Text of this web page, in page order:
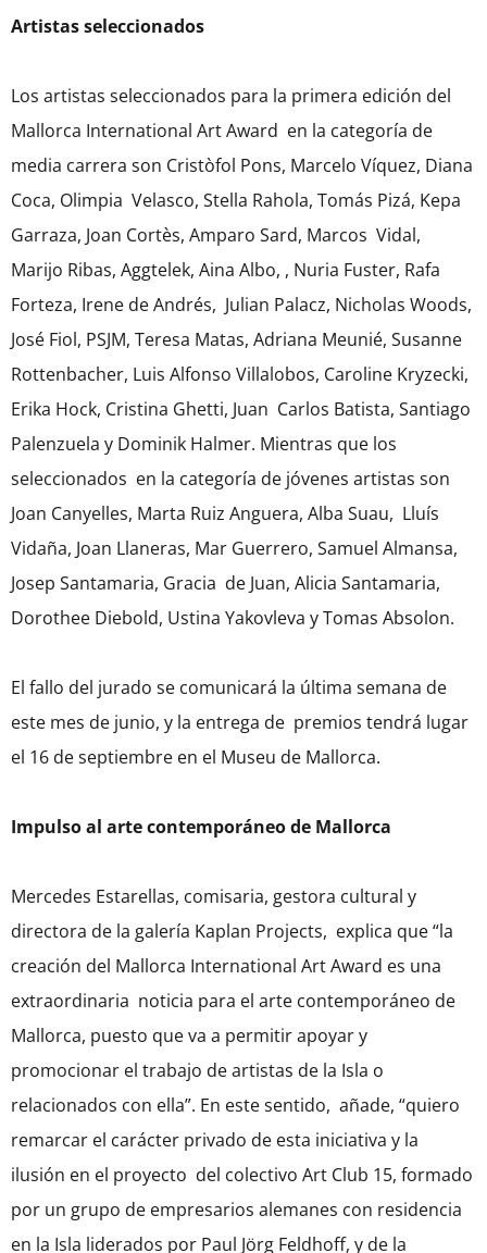
Artistas seleccionados
Los artistas seleccionados para la primera edición del
Mallorca International Art Award en la categoría de
media carrera son Cristòfol Pons, Marcelo Víquez, Diana
Coca, Olimpia Velasco, Stella Rahola, Tomás Pizá, Kepa
Garraza, Joan Cortès, Amparo Sard, Marcos Vidal,
Marijo Ribas, Aggtelek, Aina Albo, , Nuria Fuster, Rafa
Forteza, Irene de Andrés, Julian Palacz, Nicholas Woods,
José Fiol, PSJM, Teresa Matas, Adriana Meunié, Susanne
Rottenbacher, Luis Alfonso Villalobos, Caroline Kryzecki,
Erika Hock, Cristina Ghetti, Juan Carlos Batista, Santiago
Palenzuela y Dominik Halmer. Mientras que los
seleccionados en la categoría de jóvenes artistas son
Joan Canyelles, Marta Ruiz Anguera, Alba Suau, Lluís
Vidaña, Joan Llaneras, Mar Guerrero, Samuel Almansa,
Josep Santamaria, Gracia de Juan, Alicia Santamaria,
Dorothee Diebold, Ustina Yakovleva y Tomas Absolon.
El fallo del jurado se comunicará la última semana de
este mes de junio, y la entrega de premios tendrá lugar
el 16 de septiembre en el Museu de Mallorca.
Impulso al arte contemporáneo de Mallorca
Mercedes Estarellas, comisaria, gestora cultural y
directora de la galería Kaplan Projects, explica que “la
creación del Mallorca International Art Award es una
extraordinaria noticia para el arte contemporáneo de
Mallorca, puesto que va a permitir apoyar y
promocionar el trabajo de artistas de la Isla o
relacionados con ella”. En este sentido, añade, “quiero
remarcar el carácter privado de esta iniciativa y la
ilusión en el proyecto del colectivo Art Club 15, formado
por un grupo de empresarios alemanes con residencia
en la Isla liderados por Paul Jörg Feldhoff, y de la